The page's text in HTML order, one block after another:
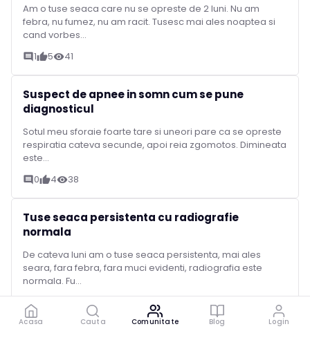
Am o tuse seaca care nu se opreste de 2 luni. Nu am
febra, nu fumez, nu am racit. Tusesc mai ales noaptea si
cand vorbes...
comment 1thumb_up5visibility41
Suspect de apnee in somn cum se pune
diagnosticul
Sotul meu sforaie foarte tare si uneori pare ca se opreste
respiratia cateva secunde, apoi reia zgomotos. Dimineata
este...
comment 0thumb_up4visibility38
Tuse seaca persistenta cu radiografie
normala
De cateva luni am o tuse seaca persistenta, mai ales
seara, fara febra, fara muci evidenti, radiografia este
normala. Fu...
comment
Acasa Cauta Comunitate Blog Login